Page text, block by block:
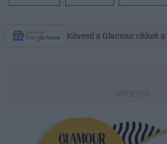
Kövesd a Glamour cikkeit a